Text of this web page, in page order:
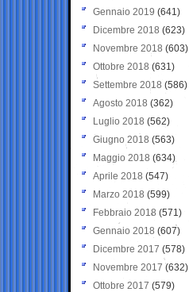
Gennaio 2019 (641)
Dicembre 2018 (623)
Novembre 2018 (603)
Ottobre 2018 (631)
Settembre 2018 (586)
Agosto 2018 (362)
Luglio 2018 (562)
Giugno 2018 (563)
Maggio 2018 (634)
Aprile 2018 (547)
Marzo 2018 (599)
Febbraio 2018 (571)
Gennaio 2018 (607)
Dicembre 2017 (578)
Novembre 2017 (632)
Ottobre 2017 (579)